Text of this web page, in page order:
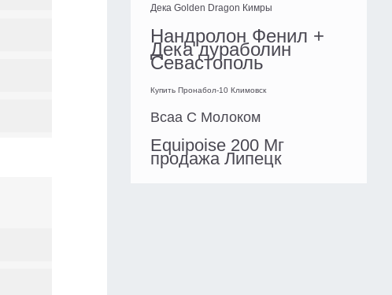
Дека Golden Dragon Кимры
Нандролон Фенил +
Дека дураболин
Севастополь
Купить Пронабол-10 Климовск
Bcaa С Молоком
Equipoise 200 Мг
продажа Липецк